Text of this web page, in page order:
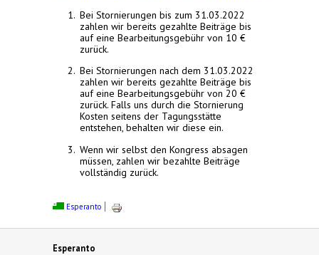
Bei Stornierungen bis zum 31.03.2022
zahlen wir bereits gezahlte Beiträge bis
auf eine Bearbeitungsgebühr von 10 €
zurück.
Bei Stornierungen nach dem 31.03.2022
zahlen wir bereits gezahlte Beiträge bis
auf eine Bearbeitungsgebühr von 20 €
zurück. Falls uns durch die Stornierung
Kosten seitens der Tagungsstätte
entstehen, behalten wir diese ein.
Wenn wir selbst den Kongress absagen
müssen, zahlen wir bezahlte Beiträge
vollständig zurück.
Esperanto
Esperanto